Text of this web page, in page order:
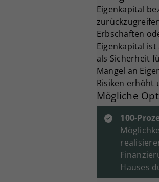
Eigenkapital
Erbschaften
Eigenkapital
als Sicherheit
Mangel an
Risiken erhöht
Mögliche
100-
Hauses